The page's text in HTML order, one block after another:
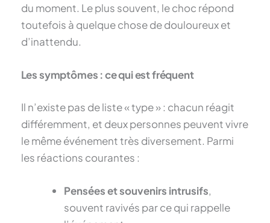
du moment. Le plus souvent, le choc répond
toutefois à quelque chose de douloureux et
d’inattendu.
Les symptômes : ce qui est fréquent
Il n’existe pas de liste « type » : chacun réagit
différemment, et deux personnes peuvent vivre
le même événement très diversement. Parmi
les réactions courantes :
Pensées et souvenirs intrusifs,
souvent ravivés par ce qui rappelle